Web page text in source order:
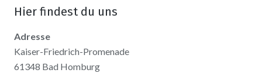
Hier findest du uns
Adresse
Kaiser-Friedrich-Promenade
61348 Bad Homburg